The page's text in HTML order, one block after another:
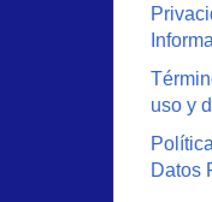
uso y
Datos